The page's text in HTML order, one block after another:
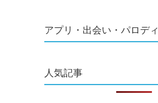
アプリ・出会い・パロディ
人気記事